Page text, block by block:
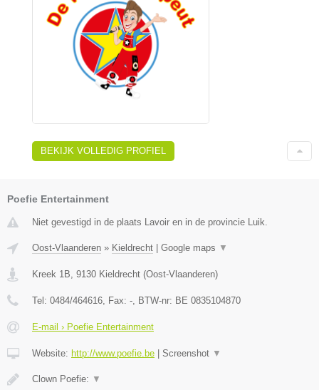
BEKIJK VOLLEDIG PROFIEL
Poefie Entertainment
Niet gevestigd in de plaats Lavoir en in de provincie Luik.
Oost-Vlaanderen » Kieldrecht | Google maps ▼
Kreek 1B 9130 Kieldrecht (Oost-Vlaanderen)
Tel: 0484/464616 , Fax: - , BTW-nr: BE 0835104870
E-mail › Poefie Entertainment
Website: http://www.poefie.be | Screenshot ▼
Clown Poefie: ▼